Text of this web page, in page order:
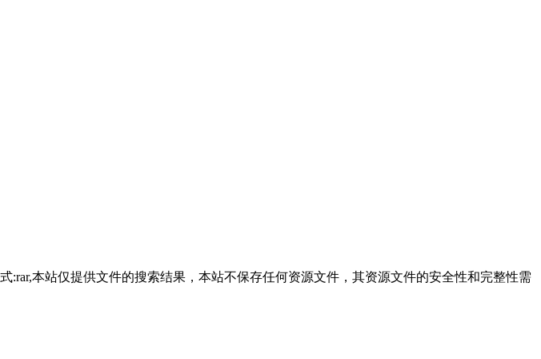
本站仅提供文件的搜索结果，本站不保存任何资源文件，其资源文件的安全性和完整性需